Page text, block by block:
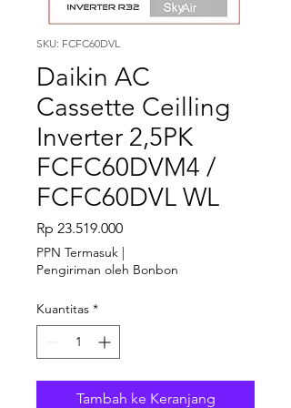
SKU: FCFC60DVL
Daikin AC
Cassette Ceilling
Inverter 2,5PK
FCFC60DVM4 /
FCFC60DVL WL
Rp 23.519.000Harga
PPN Termasuk |
Pengiriman oleh Bonbon
Kuantitas *
Tambah ke Keranjang